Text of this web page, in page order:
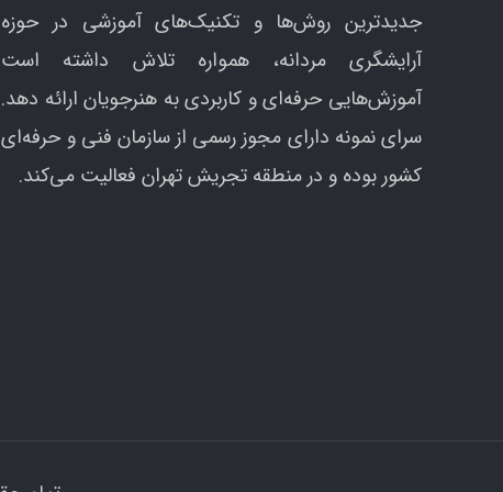
جدیدترین روش‌ها و تکنیک‌های آموزشی در حوزه
آرایشگری مردانه، همواره تلاش داشته است
آموزش‌هایی حرفه‌ای و کاربردی به هنرجویان ارائه دهد.
سرای نمونه دارای مجوز رسمی از سازمان فنی و حرفه‌ای
کشور بوده و در منطقه تجریش تهران فعالیت می‌کند.